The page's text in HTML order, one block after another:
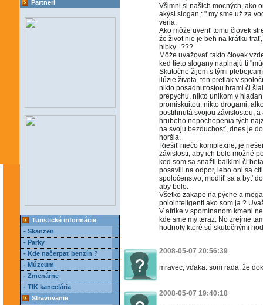
Partneri
Turistické informácie
- Skanzen
- Parky
- Kde načerpať benzín ?
- Múzeum
- Zmenárne
- TIK kancelária
Stravovanie
Všimni si našich mocných, ako
akýsi slogan,: " my sme už za
veria.
Ako môže uveriť tomu človek
že život nie je beh na krátku
hlbky...???
Môže uvažovať takto človek
ked tieto slogany naplnajú tí
Skutočne žijem s tými
ilúzie života. ten pretlak v
nikto posadnutostou hrami či
prepychu, nikto unikom v
promiskuitou, nikto drogami,
postihnutá svojou závislostou,
hrubeho nepochopenia tých
na svoju bezduchosť, dnes je
horšia.
Riešiť niečo komplexne, je
závislosti, aby ich bolo možné
ked som sa snažil balkimi či
posavili na odpor, lebo oni sa
spoločenstvo, modliť sa a byť
aby bolo.
Všetko zakape na pýche a
polointeligenti ako som ja ?
V afrike v spomínanom kmeni
kde sme my teraz. No zrejme
hodnoty ktoré sú skutočnými
2008-05-07 20:56:39
mravec, vďaka. som rada, že
2008-05-07 19:40:18